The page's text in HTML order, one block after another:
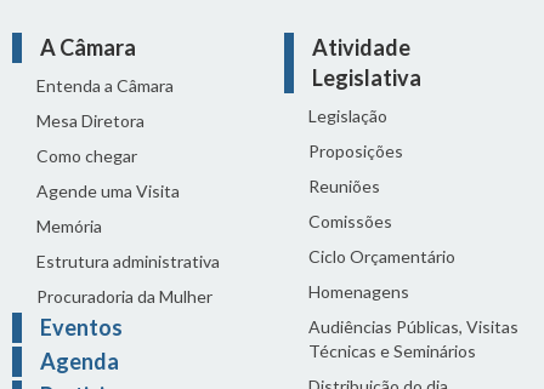
A Câmara
Entenda a Câmara
Mesa Diretora
Como chegar
Agende uma Visita
Memória
Estrutura administrativa
Procuradoria da Mulher
Eventos
Agenda
Atividade
Legislativa
Legislação
Proposições
Reuniões
Comissões
Ciclo Orçamentário
Homenagens
Audiências Públicas, Visitas
Técnicas e Seminários